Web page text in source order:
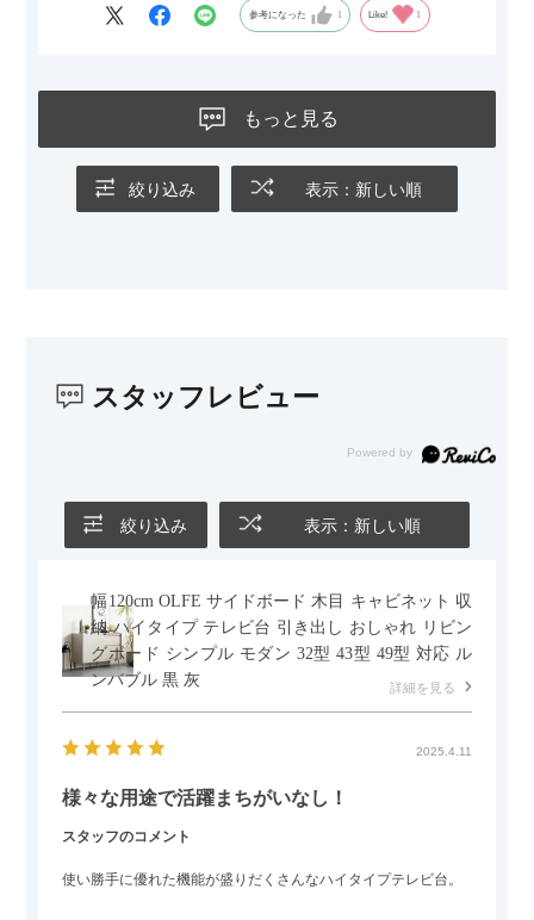
グとのバランスもぴったりで、リビング全体がすっきり見えま
ないのもお気に入りのポイントです。さらに、わが家はソファ
の後ろ側を通ることも多い間取りなので、背面まできれいに仕
ても美しく、空間の印象を損ないません。
また、カウチのように足を伸ばしてくつろげるスタイルが理想
かせるため、普段はカウチとして使い、来客時には離してスツ
参考になった 1 Like! 1
もっと見る
絞り込み 表示：新しい順
スタッフレビュー
絞り込み 表示：新しい順
幅120cm OLFE サイドボード 木目 キャビネット 収
納 ハイタイプ テレビ台 引き出し おしゃれ リビン
グボード シンプル モダン 32型 43型 49型 対応 ル
ンバブル 黒 灰
詳細を見る
2025.4.11
様々な用途で活躍まちがいなし！
スタッフのコメント
使い勝手に優れた機能が盛りだくさんなハイタイプテレビ台。